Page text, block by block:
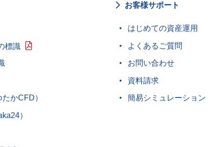
標識
かCFD）
）
お客様サポート
はじめての資産運用
よくあるご質問
お問い合わせ
資料請求
簡易シミュレーション